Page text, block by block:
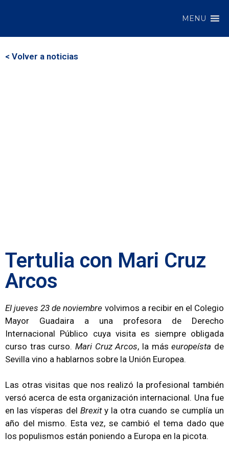
MENU
< Volver a noticias
Tertulia con Mari Cruz
Arcos
El jueves 23 de noviembre volvimos a recibir en el Colegio
Mayor Guadaira a una profesora de Derecho
Internacional Público cuya visita es siempre obligada
curso tras curso. Mari Cruz Arcos, la máseuropeísta de
Sevilla vino a hablarnos sobre la Unión Europea.
Las otras visitas que nos realizó la profesional también
versó acerca de esta organización internacional. Una fue
en las vísperas del Brexity la otra cuando se cumplía un
año del mismo. Esta vez, se cambió el tema dado que
los populismos están poniendo a Europa en la picota.